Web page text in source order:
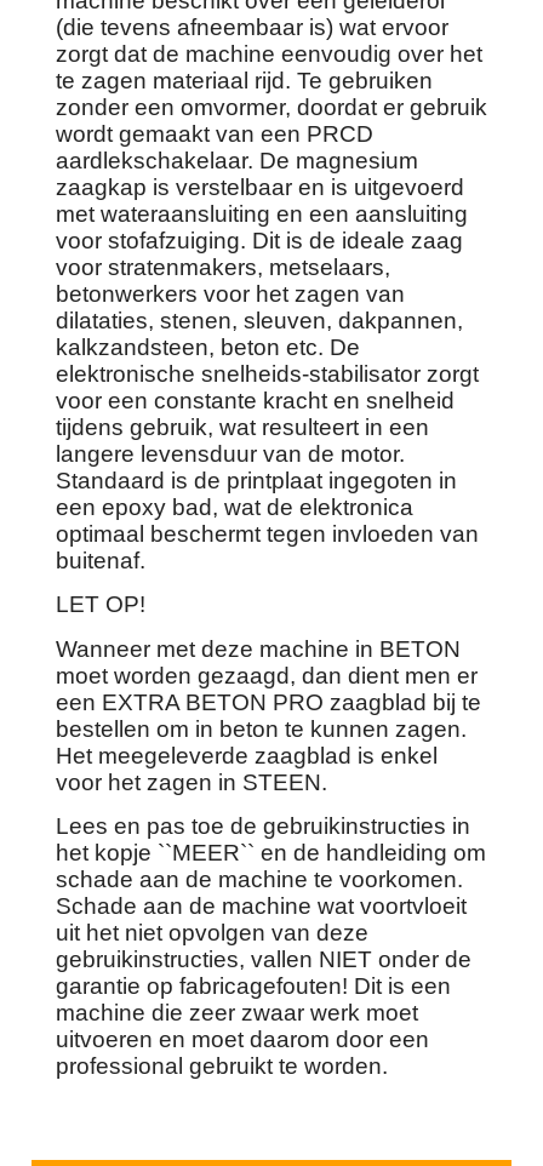
(die tevens afneembaar is) wat ervoor
zorgt dat de machine eenvoudig over het
te zagen materiaal rijd. Te gebruiken
zonder een omvormer, doordat er gebruik
wordt gemaakt van een PRCD
aardlekschakelaar. De magnesium
zaagkap is verstelbaar en is uitgevoerd
met wateraansluiting en een aansluiting
voor stofafzuiging. Dit is de ideale zaag
voor stratenmakers, metselaars,
betonwerkers voor het zagen van
dilataties, stenen, sleuven, dakpannen,
kalkzandsteen, beton etc. De
elektronische snelheids-stabilisator zorgt
voor een constante kracht en snelheid
tijdens gebruik, wat resulteert in een
langere levensduur van de motor.
Standaard is de printplaat ingegoten in
een epoxy bad, wat de elektronica
optimaal beschermt tegen invloeden van
buitenaf.
LET OP!
Wanneer met deze machine in BETON
moet worden gezaagd, dan dient men er
een EXTRA BETON PRO zaagblad bij te
bestellen om in beton te kunnen zagen.
Het meegeleverde zaagblad is enkel
voor het zagen in STEEN.
Lees en pas toe de gebruikinstructies in
het kopje ``MEER`` en de handleiding om
schade aan de machine te voorkomen.
Schade aan de machine wat voortvloeit
uit het niet opvolgen van deze
gebruikinstructies, vallen NIET onder de
garantie op fabricagefouten! Dit is een
machine die zeer zwaar werk moet
uitvoeren en moet daarom door een
professional gebruikt te worden.